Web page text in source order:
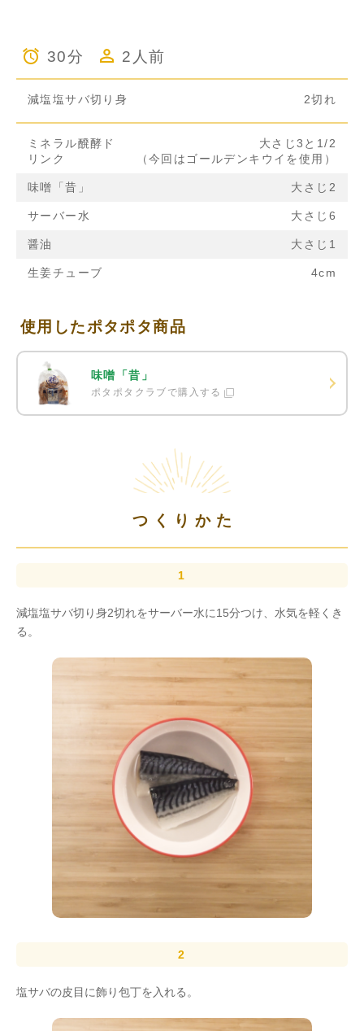
30分 2人前
減塩塩サバ切り身 2切れ
ミネラル醗酵ド
リンク
大さじ3と1/2
（今回はゴールデンキウイを使用）
味噌「昔」 大さじ2
サーバー水 大さじ6
醤油 大さじ1
生姜チューブ 4cm
使用したポタポタ商品
味噌「昔」
ポタポタクラブで購入する
つくりかた
減塩塩サバ切り身2切れをサーバー水に15分つけ、水気を軽くき
る。
塩サバの皮目に飾り包丁を入れる。